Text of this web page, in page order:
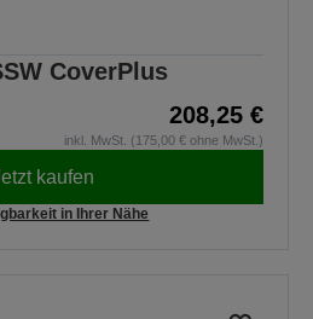
CoverPlus
208,25 €
inkl. MwSt. (175,00 € ohne MwSt.)
kaufen
in Ihrer Nähe